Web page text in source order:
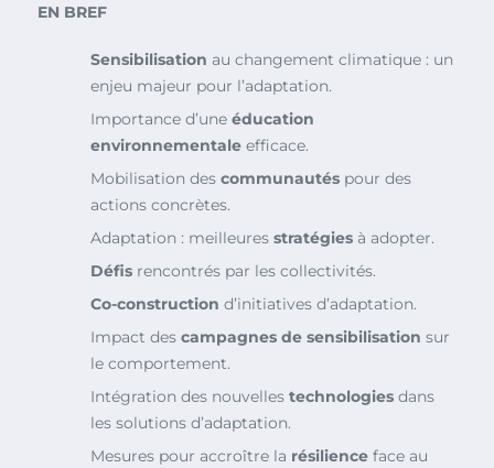
EN BREF
Sensibilisation au changement climatique : un
enjeu majeur pour l’adaptation.
Importance d’une éducation
environnementale efficace.
Mobilisation des communautés pour des
actions concrètes.
Adaptation : meilleures stratégies à adopter.
Défis rencontrés par les collectivités.
Co-construction d’initiatives d’adaptation.
Impact des campagnes de sensibilisation sur
le comportement.
Intégration des nouvelles technologies dans
les solutions d’adaptation.
Mesures pour accroître la résilience face au